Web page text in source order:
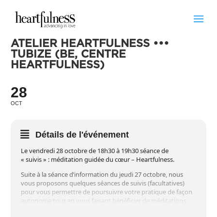
ATELIER HEARTFULNESS •••
TUBIZE (BE, CENTRE
HEARTFULNESS)
28
OCT
Détails de l'événement
Le vendredi 28 octobre de 18h30 à 19h30 séance de
« suivis » : méditation guidée du cœur – Heartfulness.
Suite à la séance d’information du jeudi 27 octobre, nous
vous proposons quelques séances de suivis (facultatives)
pour vous permettre de poursuivre votre pratique de façon
autonome tous en vous faisant bénéficier de méditations